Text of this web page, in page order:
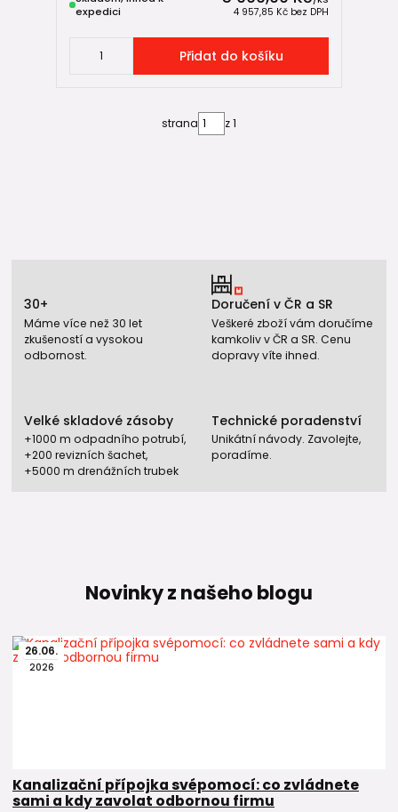
4 957,85 Kč bez DPH
expedici
Přidat do košíku
strana z 1
30+
Máme více než 30 let
zkušeností a vysokou
odbornost.
Doručení v ČR a SR
Veškeré zboží vám doručíme
kamkoliv v ČR a SR. Cenu
dopravy víte ihned.
Velké skladové zásoby
+1000 m odpadního potrubí,
+200 revizních šachet,
+5000 m drenážních trubek
Technické poradenství
Unikátní návody. Zavolejte,
poradíme.
Novinky z našeho blogu
26.06.
2026
Kanalizační přípojka svépomocí: co zvládnete
sami a kdy zavolat odbornou firmu